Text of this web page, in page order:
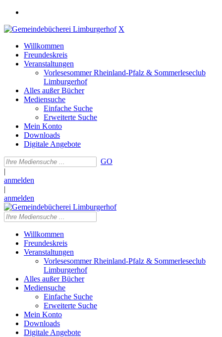
X
Willkommen
Freundeskreis
Veranstaltungen
Vorlesesommer Rheinland-Pfalz & Sommerleseclub
Limburgerhof
Alles außer Bücher
Mediensuche
Einfache Suche
Erweiterte Suche
Mein Konto
Downloads
Digitale Angebote
GO
|
anmelden
|
anmelden
Willkommen
Freundeskreis
Veranstaltungen
Vorlesesommer Rheinland-Pfalz & Sommerleseclub
Limburgerhof
Alles außer Bücher
Mediensuche
Einfache Suche
Erweiterte Suche
Mein Konto
Downloads
Digitale Angebote